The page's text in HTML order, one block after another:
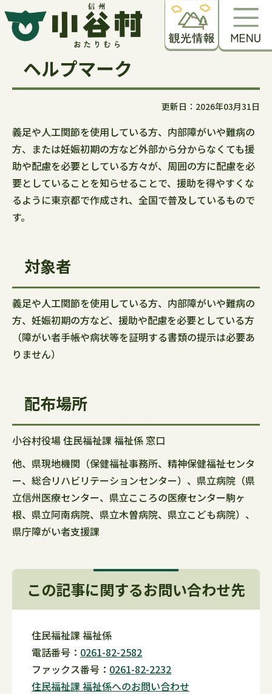
ヘルプマーク
更新日：2026年03月31日
義足や人工関節を使用している方、内部障がいや難病の
方、または妊娠初期の方など外部から分からなくても援
助や配慮を必要としている方々が、周囲の方に配慮を必
要としていることを知らせることで、援助を得やすくな
るように東京都で作成され、全国で普及しているもので
す。
対象者
義足や人工関節を使用している方、内部障がいや難病の
方、妊娠初期の方など、援助や配慮を必要としている方
（障がい者手帳や病状等を証明する書類の提示は必要あ
りません）
配布場所
小谷村役場 住民福祉課 福祉係 窓口
他、県現地機関（保健福祉事務所、精神保健福祉センタ
ー、総合リハビリテーションセンター）、県立病院（県
立信州医療センター、県立こころの医療センター駒ヶ
根、県立阿南病院、県立木曽病院、県立こども病院）、
県庁障がい者支援課
この記事に関するお問い合わせ先
住民福祉課 福祉係
電話番号： 0261-82-2582
ファックス番号： 0261-82-2232
住民福祉課 福祉係へのお問い合わせ